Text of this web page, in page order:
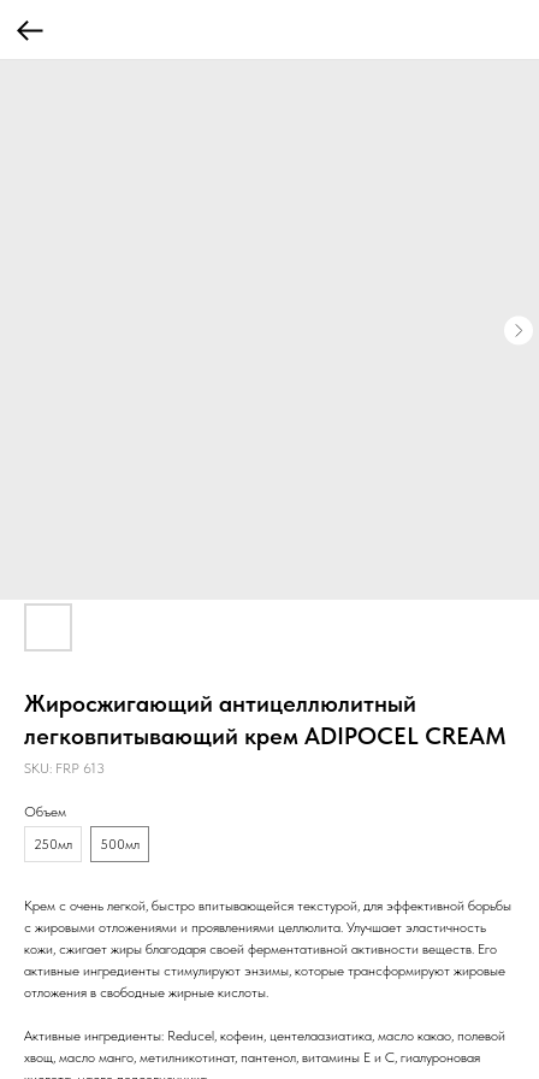
Жиросжигающий антицеллюлитный
легковпитывающий крем ADIPOCEL CREAM
SKU: FRP 613
Объем
250мл
500мл
Крем с очень легкой, быстро впитывающейся текстурой, для эффективной борьбы
с жировыми отложениями и проявлениями целлюлита. Улучшает эластичность
кожи, сжигает жиры благодаря своей ферментативной активности веществ. Его
активные ингредиенты стимулируют энзимы, которые трансформируют жировые
отложения в свободные жирные кислоты.
Активные ингредиенты: Reduсel, кофеин, центелаазиатика, масло какао, полевой
хвощ, масло манго, метилникотинат, пантенол, витамины Е и С, гиалуроновая